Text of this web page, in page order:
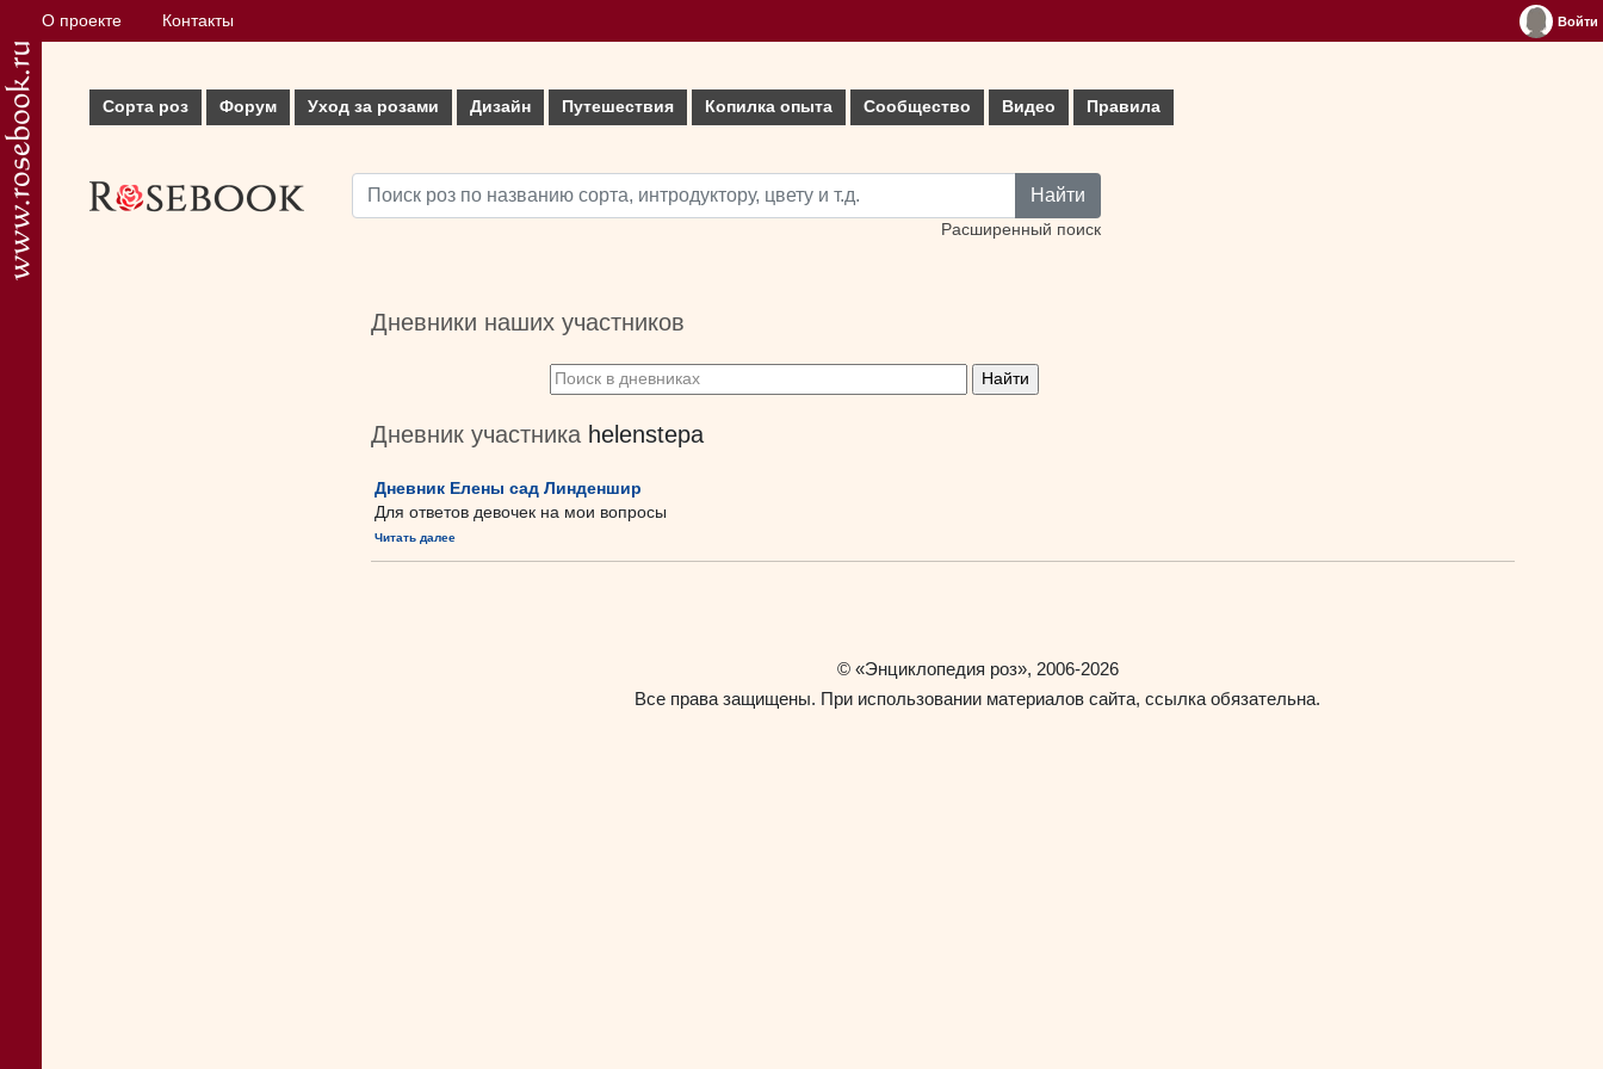
О проекте Контакты Войти
Сорта роз Форум Уход за розами Дизайн Путешествия Копилка опыта Сообщество Видео Правила
Найти
Расширенный поиск
Дневники наших участников
Дневник участника helenstepa
Дневник Елены сад Линденшир
Для ответов девочек на мои вопросы
Читать далее
© «Энциклопедия роз», 2006-2026
Все права защищены. При использовании материалов сайта, ссылка обязательна.